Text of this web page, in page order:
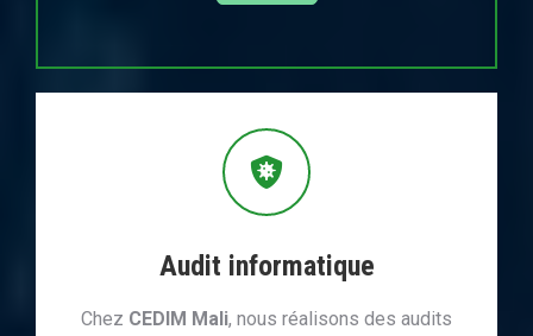
Audit informatique
Chez CEDIM Mali, nous réalisons des audits